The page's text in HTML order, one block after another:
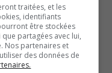
Sénateurs •
traitées, et les
identifiants
être stockées
partagées avec lui,
Nos partenaires et
des données de